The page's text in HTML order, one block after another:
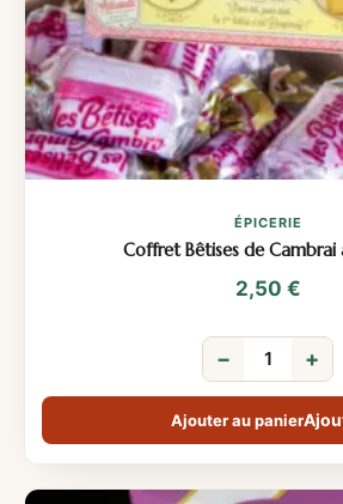
ÉPICERIE
Coffret Bêtises de Cambrai
2,50 €
− +
Ajouter au panier